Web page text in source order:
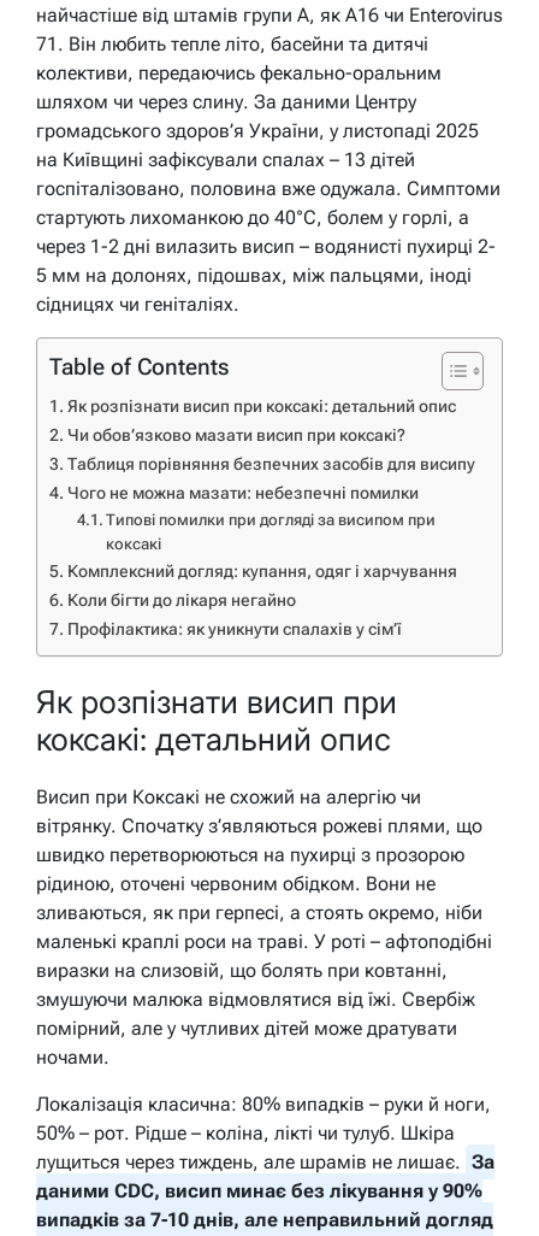
найчастіше від штамів групи А, як A16 чи Enterovirus
71. Він любить тепле літо, басейни та дитячі
колективи, передаючись фекально-оральним
шляхом чи через слину. За даними Центру
громадського здоров’я України, у листопаді 2025
на Київщині зафіксували спалах – 13 дітей
госпіталізовано, половина вже одужала. Симптоми
стартують лихоманкою до 40°C, болем у горлі, а
через 1-2 дні вилазить висип – водянисті пухирці 2-
5 мм на долонях, підошвах, між пальцями, іноді
сідницях чи геніталіях.
Table of Contents
Як розпізнати висип при коксакі: детальний опис
Чи обов’язково мазати висип при коксакі?
Таблиця порівняння безпечних засобів для висипу
Чого не можна мазати: небезпечні помилки
Типові помилки при догляді за висипом при
коксакі
Комплексний догляд: купання, одяг і харчування
Коли бігти до лікаря негайно
Профілактика: як уникнути спалахів у сім’ї
Як розпізнати висип при
коксакі: детальний опис
Висип при Коксакі не схожий на алергію чи
вітрянку. Спочатку з’являються рожеві плями, що
швидко перетворюються на пухирці з прозорою
рідиною, оточені червоним обідком. Вони не
зливаються, як при герпесі, а стоять окремо, ніби
маленькі краплі роси на траві. У роті – афтоподібні
виразки на слизовій, що болять при ковтанні,
змушуючи малюка відмовлятися від їжі. Свербіж
помірний, але у чутливих дітей може дратувати
ночами.
Локалізація класична: 80% випадків – руки й ноги,
50% – рот. Рідше – коліна, лікті чи тулуб. Шкіра
лущиться через тиждень, але шрамів не лишає. За
даними CDC, висип минає без лікування у 90%
випадків за 7-10 днів, але неправильний догляд